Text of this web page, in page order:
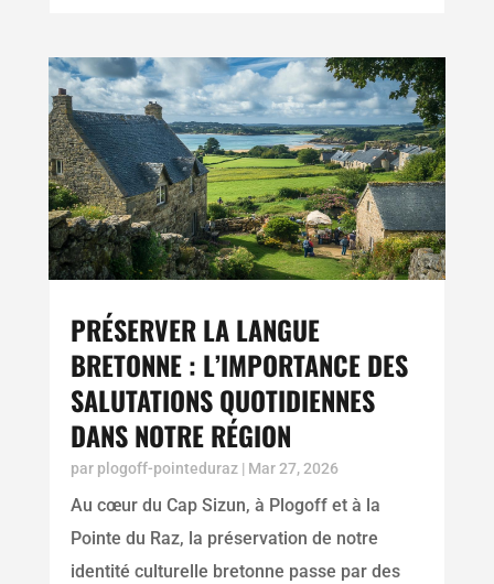
PRÉSERVER LA LANGUE
BRETONNE : L’IMPORTANCE DES
SALUTATIONS QUOTIDIENNES
DANS NOTRE RÉGION
par plogoff-pointeduraz| Mar 27, 2026
Au cœur du Cap Sizun, à Plogoff et à la
Pointe du Raz, la préservation de notre
identité culturelle bretonne passe par des